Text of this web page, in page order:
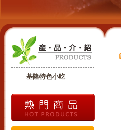
基隆特色小吃